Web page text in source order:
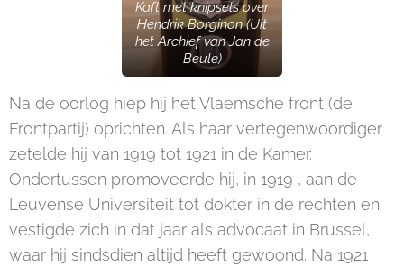
Kaft met knipsels over
Hendrik Borginon (Uit
het Archief van Jan de
Beule)
Na de oorlog hiep hij het Vlaemsche front (de
Frontpartij) oprichten. Als haar vertegenwoordiger
zetelde hij van 1919 tot 1921 in de Kamer.
Ondertussen promoveerde hij, in 1919 , aan de
Leuvense Universiteit tot dokter in de rechten en
vestigde zich in dat jaar als advocaat in Brussel,
waar hij sindsdien altijd heeft gewoond. Na 1921